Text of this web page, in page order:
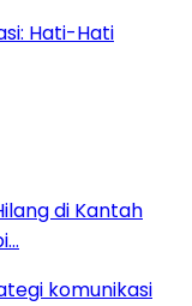
Hati-Hati
di Kantah